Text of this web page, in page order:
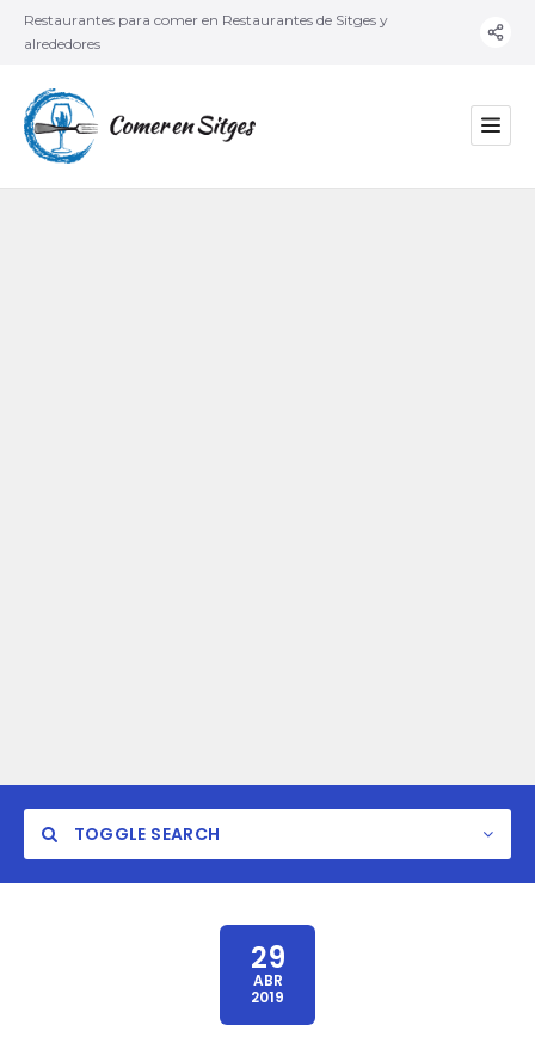
Restaurantes para comer en Restaurantes de Sitges y
alrededores
TOGGLE SEARCH
29
ABR
2019